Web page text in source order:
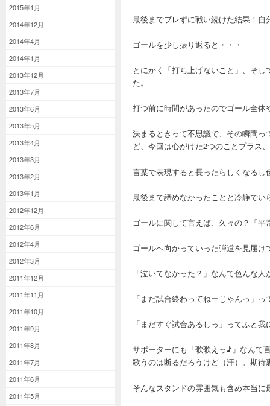
2015年1月
2014年12月
2014年4月
2014年1月
2013年12月
2013年7月
2013年6月
2013年5月
2013年4月
2013年3月
2013年2月
2013年1月
2012年12月
2012年6月
2012年4月
2012年3月
2011年12月
2011年11月
2011年10月
2011年9月
2011年8月
2011年7月
2011年6月
2011年5月
最後までブレずに戦い続けた結果！
ゴールを少し振り返ると・・・
とにかく「打ち上げないこと」、そ
た。
打つ前に時間があったのでゴール全
決まるときって不思議で、その瞬間
ど、今回は心がけた2つのことプラス
言葉で表現すると長ったらしくなる
最後まで諦めなかったことと冷静でい
ゴールに関して言えば、久々の？「平
ゴールへ向かっていった弾道を見届
「泣いてなかった？」なんて色んな
「まだ試合終わってねーじゃんっ」っ
「まだすぐ試合あるしっ」ってふと
サポーターにも「歌歌えっ♪」なんて
歌うのは断るだろうけど（汗）。期
そんなスタンドの雰囲気も含め本当に